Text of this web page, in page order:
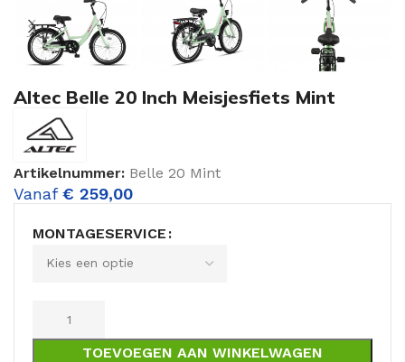
Altec Belle 20 Inch Meisjesfiets Mint
Artikelnummer: Belle 20 Mint
Vanaf € 259,00
MONTAGESERVICE
TOEVOEGEN AAN WINKELWAGEN